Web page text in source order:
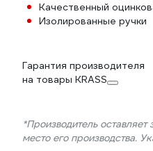
Качественный
Изолированные ручки
Гарантия производителя
на товары KRASS
*Производитель
место его производства.